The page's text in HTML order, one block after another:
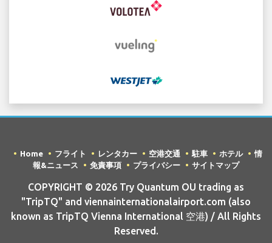
Home フライト レンタカー 空港交通 駐車 ホテル
情
報&ニュース
免責事項 プライバシー サイトマップ
COPYRIGHT © 2026 Try Quantum OU trading as
"TripTQ" and viennainternationalairport.com (also
known as TripTQ Vienna International 空港) / All Rights
Reserved.